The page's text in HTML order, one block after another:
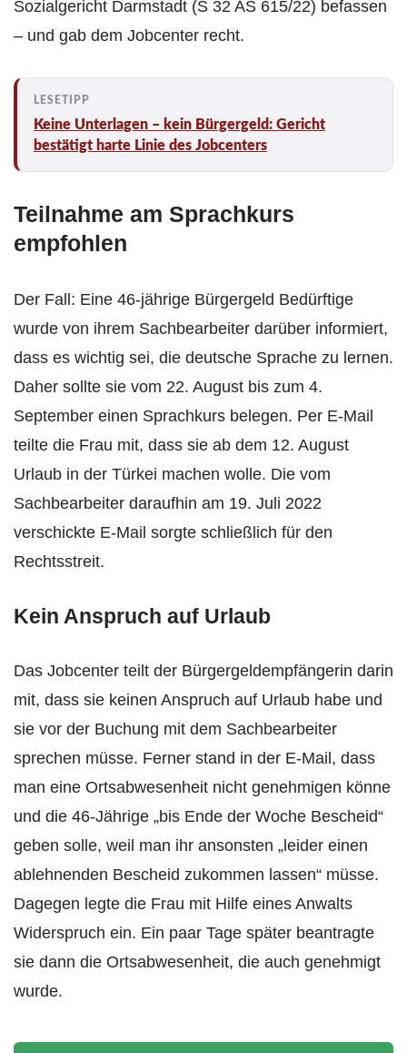
Sozialgericht Darmstadt (S 32 AS 615/22) befassen
– und gab dem Jobcenter recht.
Keine Unterlagen – kein Bürgergeld: Gericht
bestätigt harte Linie des Jobcenters
Teilnahme am Sprachkurs
empfohlen
Der Fall: Eine 46-jährige Bürgergeld Bedürftige
wurde von ihrem Sachbearbeiter darüber informiert,
dass es wichtig sei, die deutsche Sprache zu lernen.
Daher sollte sie vom 22. August bis zum 4.
September einen Sprachkurs belegen. Per E-Mail
teilte die Frau mit, dass sie ab dem 12. August
Urlaub in der Türkei machen wolle. Die vom
Sachbearbeiter daraufhin am 19. Juli 2022
verschickte E-Mail sorgte schließlich für den
Rechtsstreit.
Kein Anspruch auf Urlaub
Das Jobcenter teilt der Bürgergeldempfängerin darin
mit, dass sie keinen Anspruch auf Urlaub habe und
sie vor der Buchung mit dem Sachbearbeiter
sprechen müsse. Ferner stand in der E-Mail, dass
man eine Ortsabwesenheit nicht genehmigen könne
und die 46-Jährige „bis Ende der Woche Bescheid“
geben solle, weil man ihr ansonsten „leider einen
ablehnenden Bescheid zukommen lassen“ müsse.
Dagegen legte die Frau mit Hilfe eines Anwalts
Widerspruch ein. Ein paar Tage später beantragte
sie dann die Ortsabwesenheit, die auch genehmigt
wurde.